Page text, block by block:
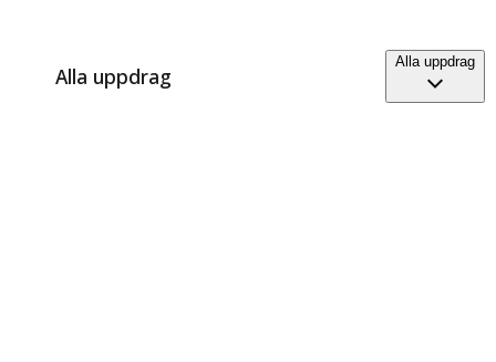
Alla uppdrag
Alla uppdrag